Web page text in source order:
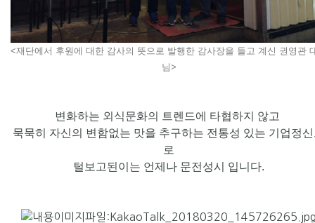
<재단에서 후원에 대한 감사의 뜻으로 발행한 감사장을 들고 계신 권영관
님>
변화하는 외식문화의 트렌드에 타협하지 않고
묵묵히 자신의 변함없는 맛을 추구하는 전통성 있는 기업정
로
털보고된이는 언제나 문전성시 입니다.